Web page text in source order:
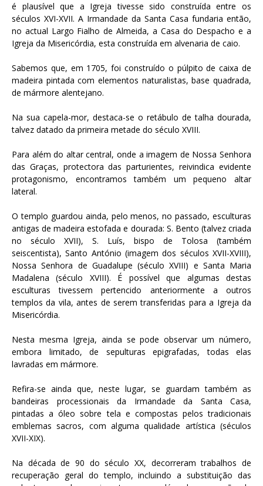
é plausível que a Igreja tivesse sido construída entre os
séculos XVI-XVII. A Irmandade da Santa Casa fundaria então,
no actual Largo Fialho de Almeida, a Casa do Despacho e a
Igreja da Misericórdia, esta construída em alvenaria de caio.
Sabemos que, em 1705, foi construído o púlpito de caixa de
madeira pintada com elementos naturalistas, base quadrada,
de mármore alentejano.
Na sua capela-mor, destaca-se o retábulo de talha dourada,
talvez datado da primeira metade do século XVIII.
Para além do altar central, onde a imagem de Nossa Senhora
das Graças, protectora das parturientes, reivindica evidente
protagonismo, encontramos também um pequeno altar
lateral.
O templo guardou ainda, pelo menos, no passado, esculturas
antigas de madeira estofada e dourada: S. Bento (talvez criada
no século XVII), S. Luís, bispo de Tolosa (também
seiscentista), Santo António (imagem dos séculos XVII-XVIII),
Nossa Senhora de Guadalupe (século XVIII) e Santa Maria
Madalena (século XVIII). É possível que algumas destas
esculturas tivessem pertencido anteriormente a outros
templos da vila, antes de serem transferidas para a Igreja da
Misericórdia.
Nesta mesma Igreja, ainda se pode observar um número,
embora limitado, de sepulturas epigrafadas, todas elas
lavradas em mármore.
Refira-se ainda que, neste lugar, se guardam também as
bandeiras processionais da Irmandade da Santa Casa,
pintadas a óleo sobre tela e compostas pelos tradicionais
emblemas sacros, com alguma qualidade artística (séculos
XVII-XIX).
Na década de 90 do século XX, decorreram trabalhos de
recuperação geral do templo, incluindo a substituição das